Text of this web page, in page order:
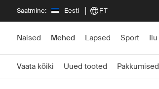
Saatmine: Eesti ET
Naised Mehed Lapsed Sport Ilu
Vaata kõiki Uued tooted Pakkumised